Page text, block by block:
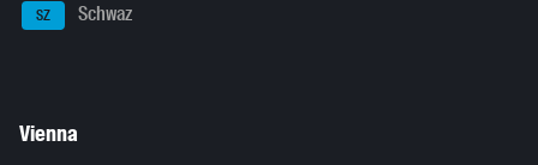
SZ Schwaz
Vienna